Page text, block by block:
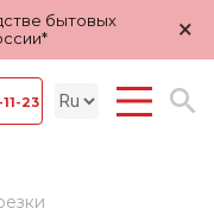
бытовых
×
23